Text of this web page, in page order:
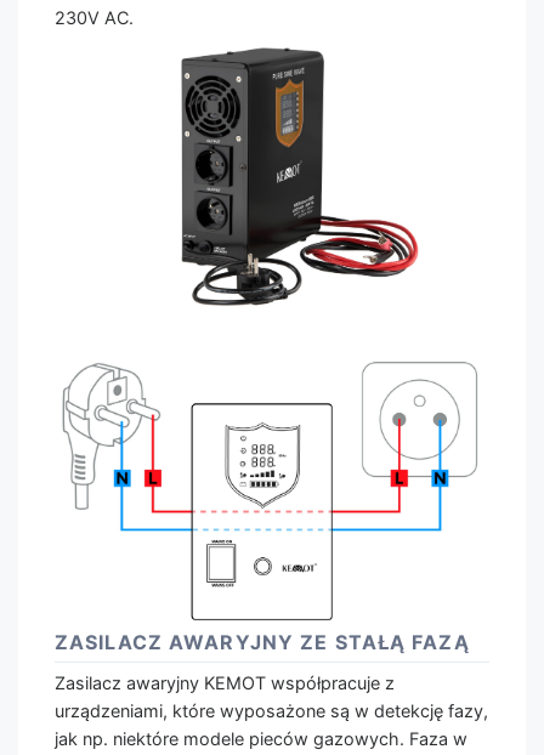
230V AC.
ZASILACZ AWARYJNY ZE STAŁĄ FAZĄ
Zasilacz awaryjny KEMOT współpracuje z
urządzeniami, które wyposażone są w detekcję fazy,
jak np. niektóre modele pieców gazowych. Faza w